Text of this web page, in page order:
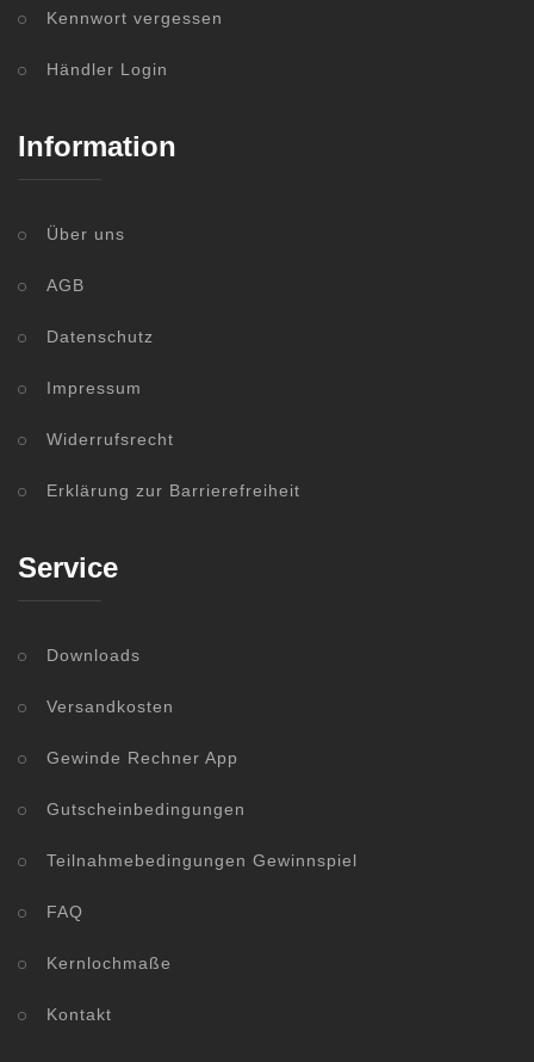
Kennwort vergessen
Händler Login
Information
Über uns
AGB
Datenschutz
Impressum
Widerrufsrecht
Erklärung zur Barrierefreiheit
Service
Downloads
Versandkosten
Gewinde Rechner App
Gutscheinbedingungen
Teilnahmebedingungen Gewinnspiel
FAQ
Kernlochmaße
Kontakt